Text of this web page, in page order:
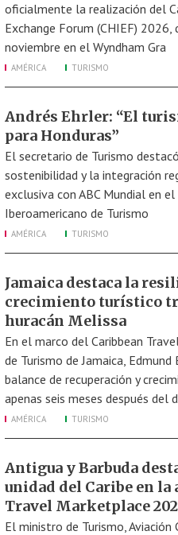
oficialmente la realización del
Exchange Forum (CHIEF)
noviembre en el Wyndham Gra
AMÉRICA TURISMO
Andrés Ehrler: “El
para Honduras”
El secretario de Turismo
sostenibilidad y la integración
exclusiva con ABC Mundial en
Iberoamericano de Turismo
AMÉRICA TURISMO
Jamaica destaca la
crecimiento turístico
huracán Melissa
En el marco del Caribbean
de Turismo de Jamaica,
balance de recuperación y
apenas seis meses después del
AMÉRICA TURISMO
Antigua y Barbuda
unidad del Caribe en la
Travel Marketplace
El ministro de Turismo,